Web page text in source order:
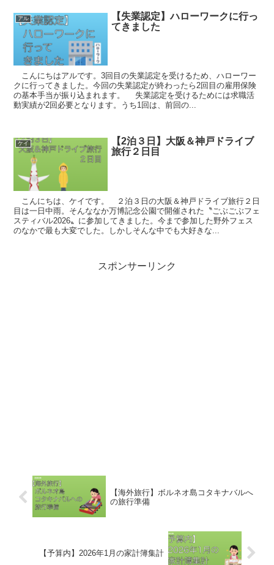
アル
【失業認定】ハローワークに行っ
てきました
こんにちはアルです。3回目の失業認定を受けるため、ハローワー
クに行ってきました。今回の失業認定が終わったら2回目の雇用保険
の基本手当が振り込まれます。 失業認定を受けるためには求職活
動実績が2回必要となります。うち1回は、前回の...
ケイ
【2泊３日】大阪＆神戸ドライブ
旅行２日目
こんにちは、ケイです。 ２泊３日の大阪＆神戸ドライブ旅行２日
目は一日中雨。そんななか万博記念公園で開催された〝ごぶごぶフェ
スティバル2026〟に参加してきました。今まで参加した野外フェス
のなかで最も大変でした。しかしそんな中でも大好きな...
スポンサーリンク
【海外旅行】ボルネオ島コタキナバルへ
の旅行準備
【予算内】2026年1月の家計簿集計